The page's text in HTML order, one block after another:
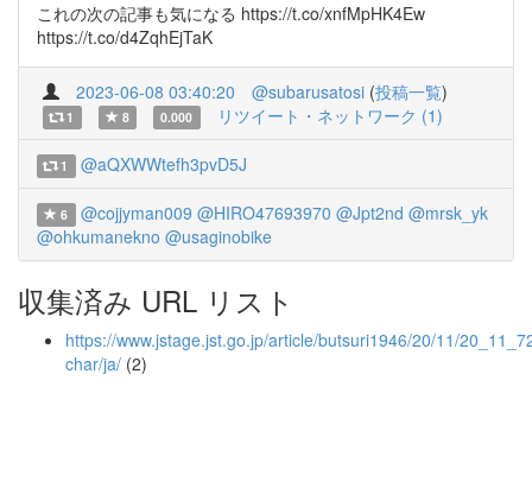
これの次の記事も気になる https://t.co/xnfMpHK4Ew
https://t.co/d4ZqhEjTaK
2023-06-08 03:40:20 @subarusatosi (投稿一覧)
1 8 0.000 リツイート・ネットワーク (1)
1 @aQXWWtefh3pvD5J
6 @cojjyman009 @HIRO47693970 @Jpt2nd @mrsk_yk
@ohkumanekno @usaginobike
収集済み URL リスト
https://www.jstage.jst.go.jp/article/butsuri1946/20/11/
char/ja/ (2)